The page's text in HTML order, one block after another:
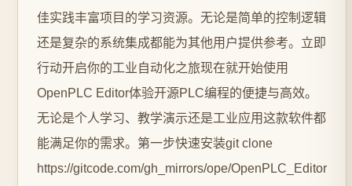
佳实践丰富项目的学习资源。无论是简单的控制逻辑
还是复杂的系统集成都能为其他用户提供参考。立即
行动开启你的工业自动化之旅现在就开始使用
OpenPLC Editor体验开源PLC编程的便捷与高效。
无论是个人学习、教学演示还是工业应用这款软件都
能满足你的需求。第一步快速安装git clone
https://gitcode.com/gh_mirrors/ope/OpenPLC_Editor